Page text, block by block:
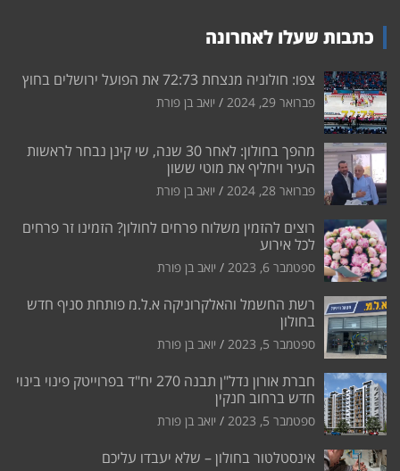
כתבות שעלו לאחרונה
צפו: חולוניה מנצחת 72:73 את הפועל ירושלים בחוץ
פברואר 29, 2024 יואב בן פורת
מהפך בחולון: לאחר 30 שנה, שי קינן נבחר לראשות
העיר ויחליף את מוטי ששון
פברואר 28, 2024 יואב בן פורת
רוצים להזמין משלוח פרחים לחולון? הזמינו זר פרחים
לכל אירוע
ספטמבר 6, 2023 יואב בן פורת
רשת החשמל והאלקרוניקה א.ל.מ פותחת סניף חדש
בחולון
ספטמבר 5, 2023 יואב בן פורת
חברת אורון נדל"ן תבנה 270 יח"ד בפרוייטק פינוי בינוי
חדש ברחוב חנקין
ספטמבר 5, 2023 יואב בן פורת
אינסטלטור בחולון – שלא יעבדו עליכם